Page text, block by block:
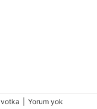
votka Yorum yok